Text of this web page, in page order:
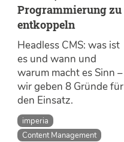
Programmierung zu
entkoppeln
Headless CMS: was ist
es und wann und
warum macht es Sinn –
wir geben 8 Gründe für
den Einsatz.
imperia
Content Management